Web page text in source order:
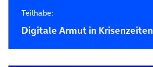
Teilhabe:
Digitale Armut in Krisenzeiten